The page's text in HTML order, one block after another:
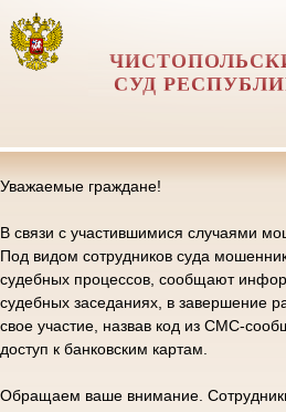
СУД
Уважаемые граждане!
В связи с участившимися случаями
Под видом сотрудников суда
судебных процессов, сообщают
судебных заседаниях, в завершение
свое участие, назвав код из СМС-
доступ к банковским картам.
Обращаем ваше внимание.